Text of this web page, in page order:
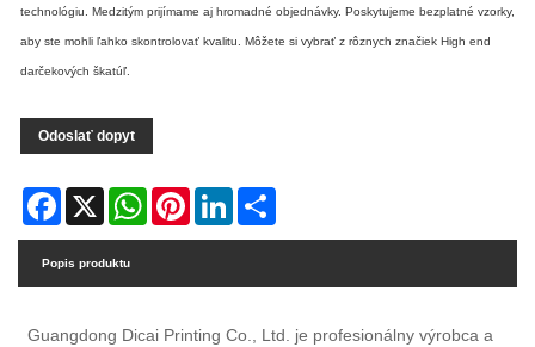
technológiu. Medzitým prijímame aj hromadné objednávky. Poskytujeme bezplatné vzorky,
aby ste mohli ľahko skontrolovať kvalitu. Môžete si vybrať z rôznych značiek High end
darčekových škatúľ.
Odoslať dopyt
Facebook WhatsAppPinterest LinkedIn
Popis produktu
Guangdong Dicai Printing Co., Ltd. je profesionálny výrobca a